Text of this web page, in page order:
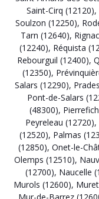
Saint-Cirq (12120),
Soulzon (12250),
Tarn (12640),
(12240), Réquista
Rebourguil (12400),
(12350),
Salars (12290),
Pont-de-Salars
(48300),
Peyreleau (12720),
(12520), Palmas
(12850), Onet-le-
Olemps (12510),
(12700), Naucelle
Murols (12600),